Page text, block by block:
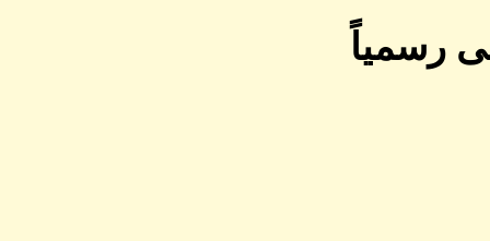
رسمياً